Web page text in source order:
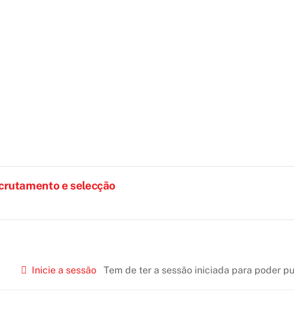
e selecção
Inicie a sessão Tem de ter a sessão iniciada para poder